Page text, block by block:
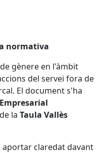
normativa
gènere en l'àmbit
del servei fora de
El document s'ha
la Taula Vallès
aportar claredat davant